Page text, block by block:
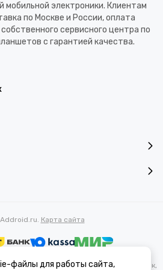
мобильной электроники. Клиентам
по Москве и России, оплата
сервисного центра по
с гарантией качества.
Карта сайта
информация, касающаяся характеристик,
файлы для работы сайта,